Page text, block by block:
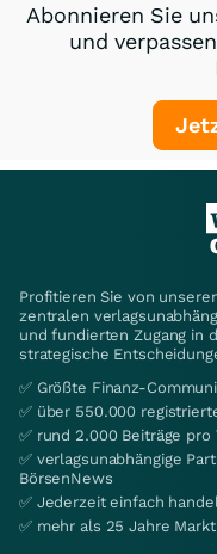
Abonnieren Sie
und
Profitieren Sie von
zentralen
und fundierten Zugang in
strategische
✅ Größte Finanz-
✅ über 550.000
✅ rund 2.000 Beiträge pro
✅ verlagsunabhängige
BörsenNews
✅ Jederzeit einfach
✅ mehr als 25 Jahre